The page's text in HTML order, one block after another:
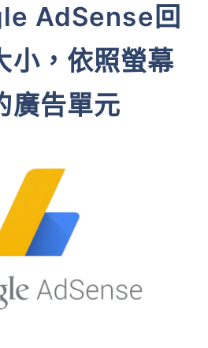
AdSense回
小，依照螢幕
廣告單元